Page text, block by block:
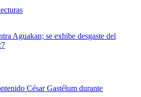
Aguakan; se exhibe desgaste del
César Gastélum durante